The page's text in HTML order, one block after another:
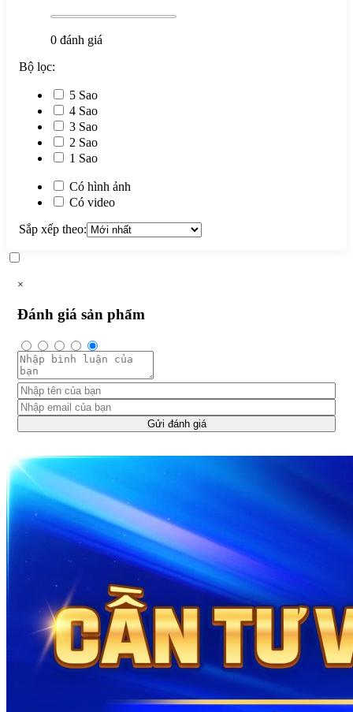
0 đánh giá
Bộ lọc:
5 Sao
4 Sao
3 Sao
2 Sao
1 Sao
Có hình ảnh
Có video
Sắp xếp theo:
×
Đánh giá sản phẩm
Gửi đánh giá